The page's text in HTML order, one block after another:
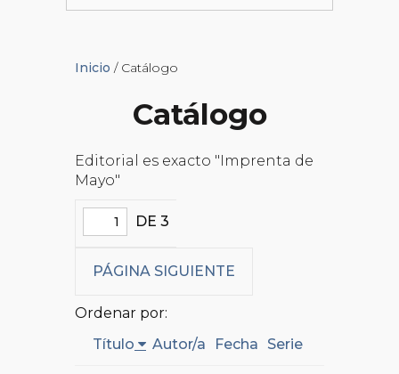
Inicio / Catálogo
Catálogo
Editorial es exacto "Imprenta de
Mayo"
DE 3
PÁGINA SIGUIENTE
Ordenar por:
Título
Autor/a Fecha Serie